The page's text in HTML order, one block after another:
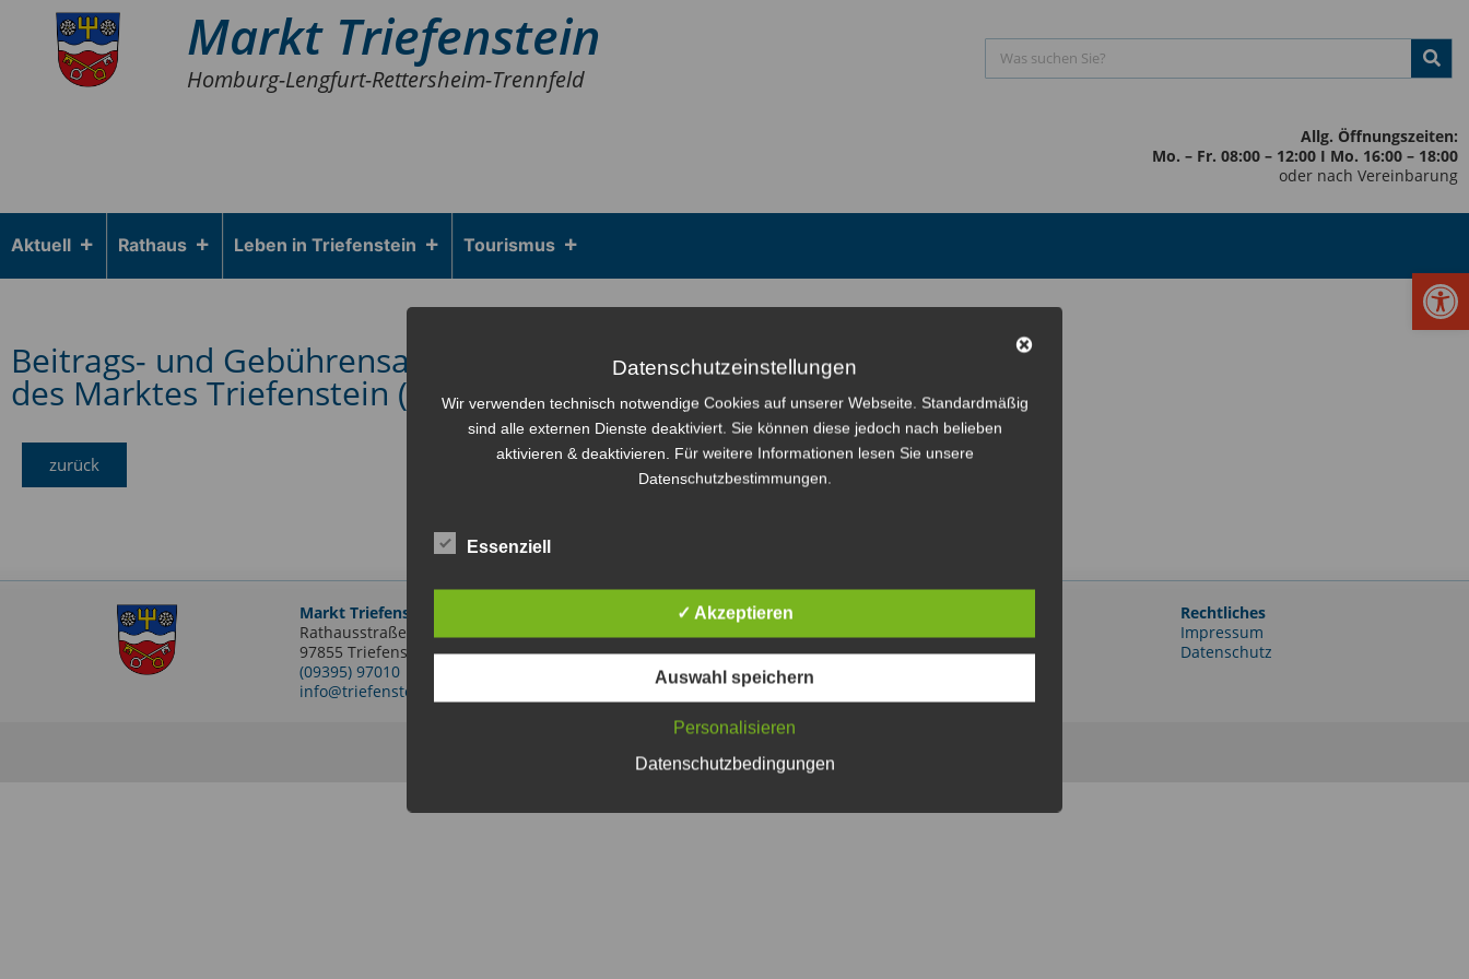
Markt Triefenstein
Homburg-Lengfurt-Rettersheim-Trennfeld
Allg. Öffnungszeiten:
Mo. – Fr. 08:00 – 12:00 I Mo. 16:00 – 18:00
oder nach Vereinbarung
Aktuell Rathaus Leben in Triefenstein Tourismus
Beitrags- und Gebührensatzung zur Wasserabgabesatzung
des Marktes Triefenstein (BGS/WAS)
zurück
Markt Triefenstein
Rathausstraße 2
97855 Triefenstein OT Lengfurt
(09395) 97010
info@triefenstein.bayern.de
Tourist-Information
97855 Triefenstein OT Lengfurt
(09395) 9701-51
oeffentlichkeitsarbeit@triefenstein.bayern.de
Mängelmelder
Rechtliches
Impressum
Datenschutz
Copyright 2026 Markt Triefenstein
Datenschutzeinstellungen
Wir verwenden technisch notwendige Cookies auf unserer Webseite. Standardmäßig
sind alle externen Dienste deaktiviert. Sie können diese jedoch nach belieben
aktivieren & deaktivieren. Für weitere Informationen lesen Sie unsere
Datenschutzbestimmungen.
Essenziell
✓ Akzeptieren
Auswahl speichern
Personalisieren
Datenschutzbedingungen